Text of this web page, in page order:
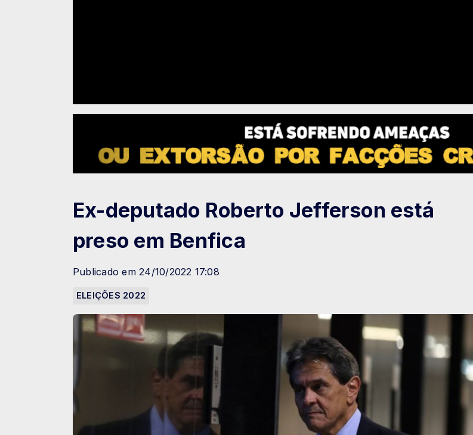
Ex-deputado Roberto Jefferson está
preso em Benfica
Publicado em 24/10/2022 17:08
ELEIÇÕES 2022